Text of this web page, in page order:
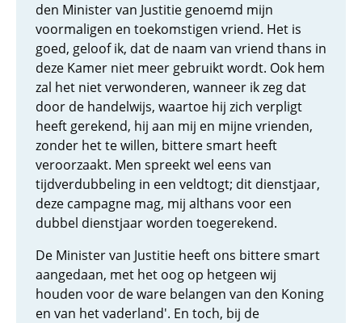
den Minister van Justitie genoemd mijn
voormaligen en toekomstigen vriend. Het is
goed, geloof ik, dat de naam van vriend thans in
deze Kamer niet meer gebruikt wordt. Ook hem
zal het niet verwonderen, wanneer ik zeg dat
door de handelwijs, waartoe hij zich verpligt
heeft gerekend, hij aan mij en mijne vrienden,
zonder het te willen, bittere smart heeft
veroorzaakt. Men spreekt wel eens van
tijdverdubbeling in een veldtogt; dit dienstjaar,
deze campagne mag, mij althans voor een
dubbel dienstjaar worden toegerekend.
De Minister van Justitie heeft ons bittere smart
aangedaan, met het oog op hetgeen wij
houden voor de ware belangen van den Koning
en van het vaderland'. En toch, bij de